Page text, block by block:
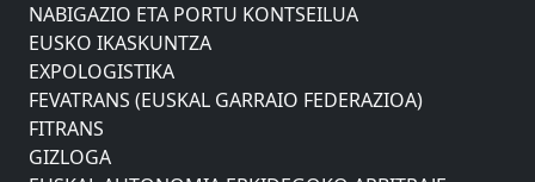
NABIGAZIO ETA PORTU KONTSEILUA
EUSKO IKASKUNTZA
EXPOLOGISTIKA
FEVATRANS (EUSKAL GARRAIO FEDERAZIOA)
FITRANS
GIZLOGA